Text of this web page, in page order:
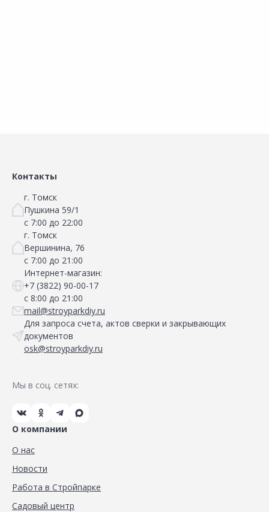
Контакты
г. Томск
Пушкина 59/1
с 7:00 до 22:00
г. Томск
Вершинина, 76
с 7:00 до 21:00
Интернет-магазин:
+7 (3822) 90-00-17
с 8:00 до 21:00
mail@stroyparkdiy.ru
Для запроса счета, актов сверки и закрывающих
документов
osk@stroyparkdiy.ru
Мы в соц. сетях:
О компании
О нас
Новости
Работа в Стройпарке
Садовый центр